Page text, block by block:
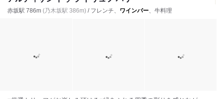
赤坂駅 786m (乃木坂駅 386m) / フレンチ、 ワインバー、牛料理